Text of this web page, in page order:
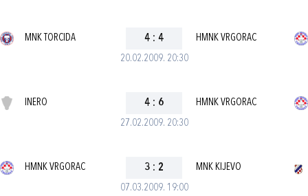
20.02.2009. 20:30
MNK TORCIDA 4 : 4 HMNK VRGORAC
27.02.2009. 20:30
INERO 4 : 6 HMNK VRGORAC
07.03.2009. 19:00
HMNK VRGORAC 3 : 2 MNK KIJEVO